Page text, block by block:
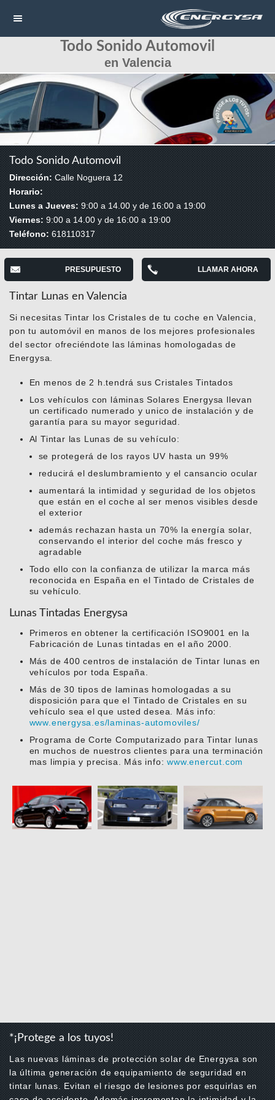
HOME
CONTACTAR
LLAMAR
Todo Sonido Automovil
en Valencia
Todo Sonido Automovil
Dirección: Calle Noguera 12
Horario:
Lunes a Jueves:9:00 a 14.00 y de 16:00 a 19:00
Viernes:9:00 a 14.00 y de 16:00 a 19:00
Teléfono:618110317
PRESUPUESTO LLAMAR AHORA
Tintar Lunas en Valencia
Si necesitas Tintar los Cristales de tu coche en Valencia,
pon tu automóvil en manos de los mejores profesionales
del sector ofreciéndote las láminas homologadas de
Energysa.
En menos de 2 h.tendrá sus Cristales Tintados
Los vehículos con láminas Solares Energysa llevan
un certificado numerado y unico de instalación y de
garantía para su mayor seguridad.
Al Tintar las Lunas de su vehículo:
se protegerá de los rayos UV hasta un 99%
reducirá el deslumbramiento y el cansancio ocular
aumentará la intimidad y seguridad de los objetos
que están en el coche al ser menos visibles desde
el exterior
además rechazan hasta un 70% la energía solar,
conservando el interior del coche más fresco y
agradable
Todo ello con la confianza de utilizar la marca más
reconocida en España en el Tintado de Cristales de
su vehículo.
Lunas Tintadas Energysa
Primeros en obtener la certificación ISO9001 en la
Fabricación de Lunas tintadas en el año 2000.
Más de 400 centros de instalación de Tintar lunas en
vehículos por toda España.
Más de 30 tipos de laminas homologadas a su
disposición para que el Tintado de Cristales en su
vehículo sea el que usted desea. Más info:
www.energysa.es/laminas-automoviles/
Programa de Corte Computarizado para Tintar lunas
en muchos de nuestros clientes para una terminación
mas limpia y precisa. Más info:www.enercut.com
*¡Protege a los tuyos!
Las nuevas láminas de protección solar de Energysa son
la última generación de equipamiento de seguridad en
tintar lunas. Evitan el riesgo de lesiones por esquirlas en